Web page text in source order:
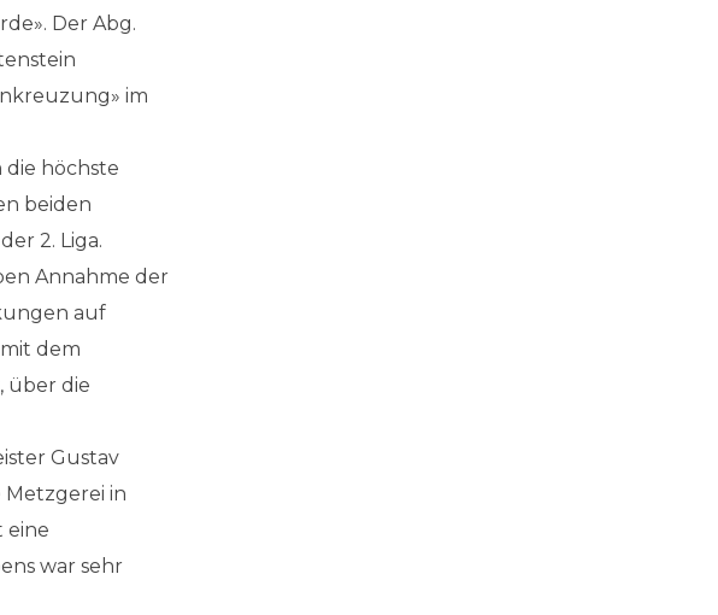
Der Abg.
im
die höchste
beiden
2. Liga.
Annahme der
auf
dem
über die
Gustav
Metzgerei in
eine
war sehr